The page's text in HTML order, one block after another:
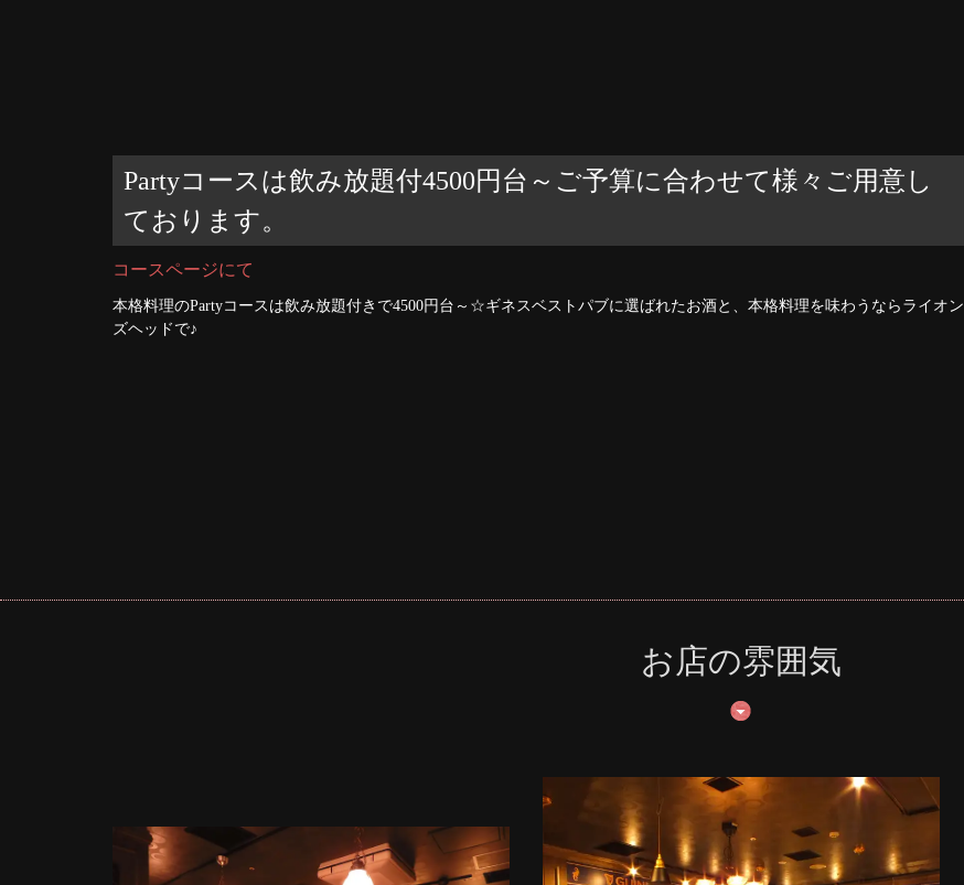
Partyコースは飲み放題付4500円台～ご予算に合わせて様々ご用意し
ております。
コースページにて
本格料理のPartyコースは飲み放題付きで4500円台～☆ギネスベストパブに選ばれたお酒と、本格料理を味わうならライオン
ズヘッドで♪
お店の雰囲気